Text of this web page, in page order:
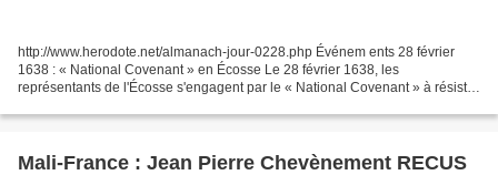
http://www.herodote.net/almanach-jour-0228.php Événem ents 28 février
1638 : « National Covenant » en Écosse Le 28 février 1638, les
représentants de l'Écosse s'engagent par le « National Covenant » à résister
Mali-France : Jean Pierre Chevènement RECUS